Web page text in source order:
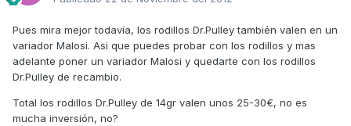
Pues mira mejor todavía, los rodillos Dr.Pulley también valen en un
variador Malosi. Asi que puedes probar con los rodillos y mas
adelante poner un variador Malosi y quedarte con los rodillos
Dr.Pulley de recambio.
Total los rodillos Dr.Pulley de 14gr valen unos 25-30€, no es
mucha inversión, no?